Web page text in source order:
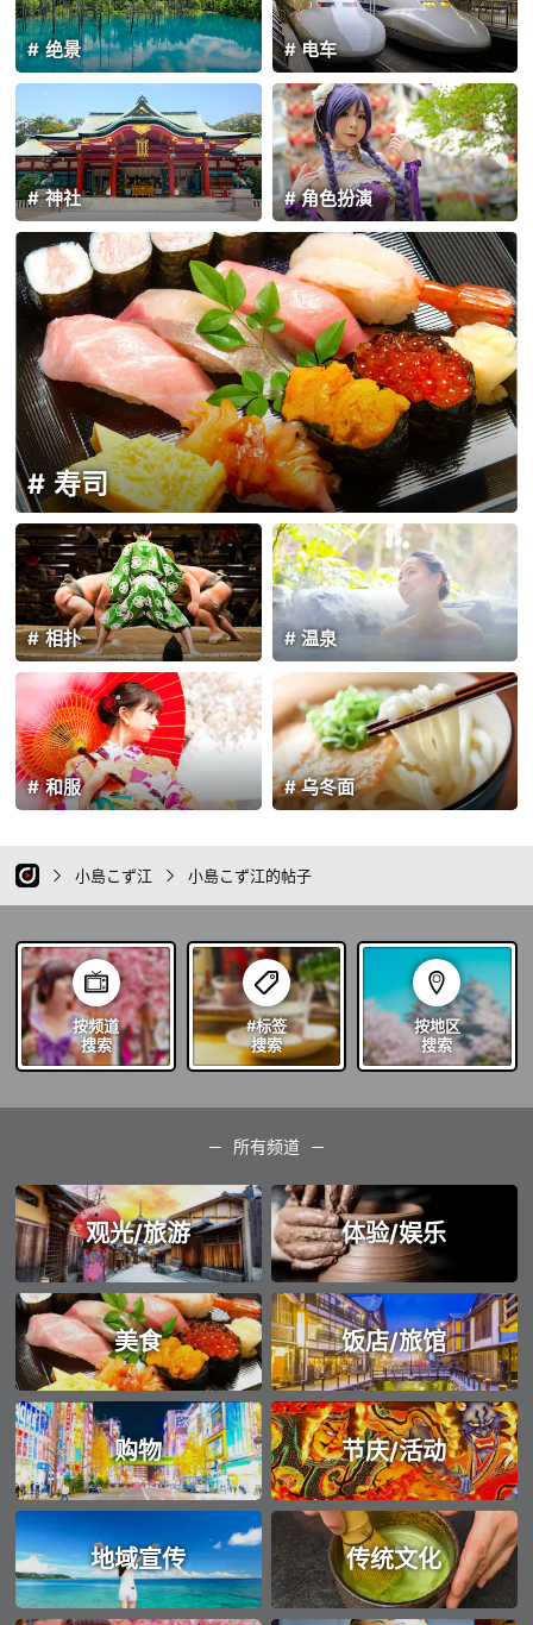
绝景 电车
神社 角色扮演
寿司
温泉
相扑
乌冬面
和服
小島こず江 小島こず江的帖子
按频道
搜索
#标签
搜索
按地区
搜索
所有频道
观光/旅游 体验/娱乐
美食 饭店/旅馆
购物 节庆/活动
地域宣传 传统文化